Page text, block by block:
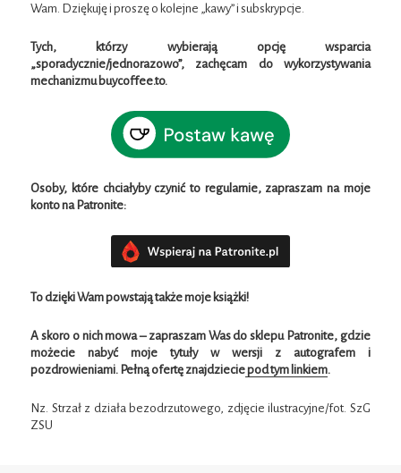
Wam. Dziękuję i proszę o kolejne „kawy” i subskrypcje.
Tych, którzy wybierają opcję wsparcia
„sporadycznie/jednorazowo”, zachęcam do wykorzystywania
mechanizmu buycoffee.to.
Osoby, które chciałyby czynić to regularnie, zapraszam na moje
konto na Patronite:
To dzięki Wam powstają także moje książki!
A skoro o nich mowa – zapraszam Was do sklepuPatronite, gdzie
możecie nabyć moje tytuły w wersji z autografem i
pozdrowieniami. Pełną ofertę znajdzieciepod tym linkiem.
Nz. Strzał z działa bezodrzutowego, zdjęcie ilustracyjne/fot. SzG
ZSU